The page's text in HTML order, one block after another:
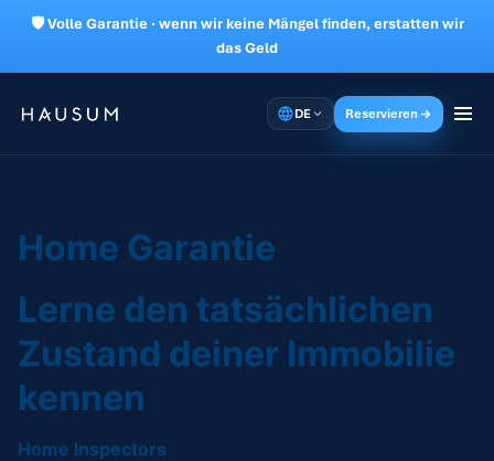
🛡 Volle Garantie · wenn wir keine Mängel finden, erstatten wir
das Geld
DE Reservieren
Home Garantie
Lerne den tatsächlichen
Zustand deiner Immobilie
kennen
Home Inspectors